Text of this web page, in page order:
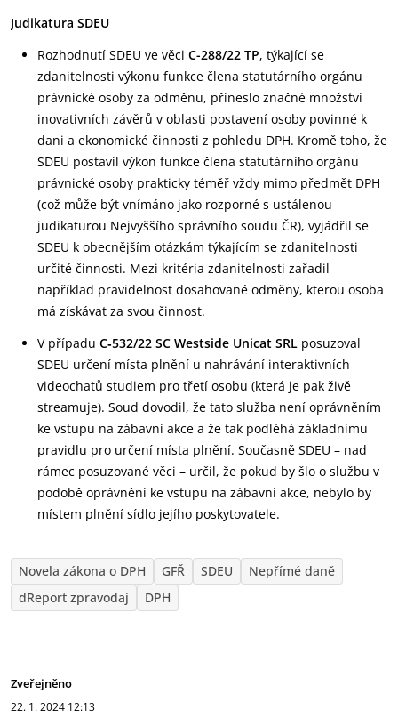
Judikatura SDEU
Rozhodnutí SDEU ve věci C-288/22 TP, týkající se
zdanitelnosti výkonu funkce člena statutárního orgánu
právnické osoby za odměnu, přineslo značné množství
inovativních závěrů v oblasti postavení osoby povinné k
dani a ekonomické činnosti z pohledu DPH. Kromě toho, že
SDEU postavil výkon funkce člena statutárního orgánu
právnické osoby prakticky téměř vždy mimo předmět DPH
(což může být vnímáno jako rozporné s ustálenou
judikaturou Nejvyššího správního soudu ČR), vyjádřil se
SDEU k obecnějším otázkám týkajícím se zdanitelnosti
určité činnosti. Mezi kritéria zdanitelnosti zařadil
například pravidelnost dosahované odměny, kterou osoba
má získávat za svou činnost.
V případu C‑532/22 SC Westside Unicat SRL posuzoval
SDEU určení místa plnění u nahrávání interaktivních
videochatů studiem pro třetí osobu (která je pak živě
streamuje). Soud dovodil, že tato služba není oprávněním
ke vstupu na zábavní akce a že tak podléhá základnímu
pravidlu pro určení místa plnění. Současně SDEU – nad
rámec posuzované věci – určil, že pokud by šlo o službu v
podobě oprávnění ke vstupu na zábavní akce, nebylo by
místem plnění sídlo jejího poskytovatele.
Novela zákona o DPH GFŘ SDEU
Nepřímé daně
dReport zpravodaj
DPH
Zveřejněno
22. 1. 2024 12:13